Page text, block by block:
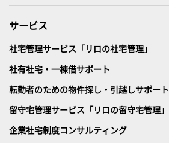
サービス
社宅管理サービス「リロの社宅管理」
社有社宅・一棟借サポート
転勤者のための物件探し・引越しサポート
留守宅管理サービス「リロの留守宅管理」
企業社宅制度コンサルティング